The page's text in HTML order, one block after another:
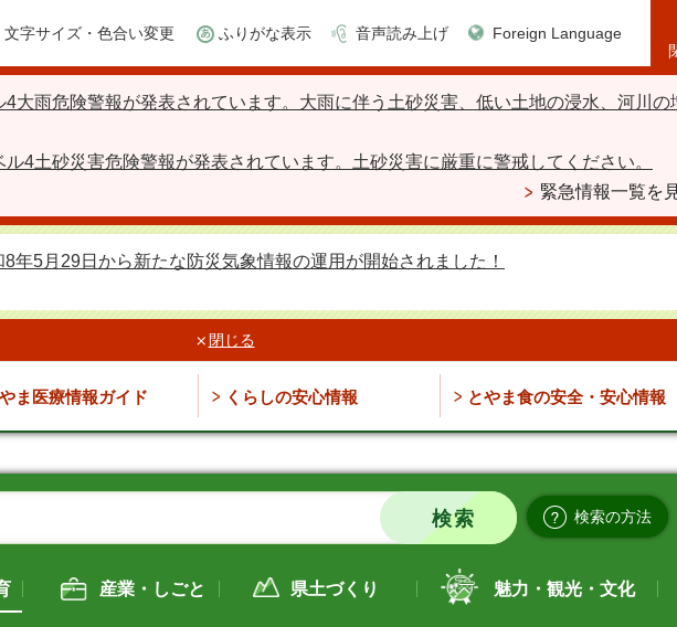
文字サイズ・色合い変更 ふりがな表示 音声読み上げ
Foreign Language
4大雨危険警報が発表されています。大雨に伴う土砂災害、低い土地の浸水、河川の
4土砂災害危険警報が発表されています。土砂災害に厳重に警戒してください。
緊急情報一覧を
8年5月29日から新たな防災気象情報の運用が開始されました！
閉じる
ま医療情報ガイド くらしの安心情報 とやま食の安全・安心情報
検索の方法
産業・しごと 県土づくり 魅力・観光・文化